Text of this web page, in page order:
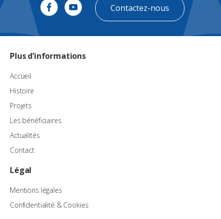
Contactez-nous
Plus d’informations
Accueil
Histoire
Projets
Les bénéficiaires
Actualités
Contact
Légal
Mentions légales
Confidentialité & Cookies